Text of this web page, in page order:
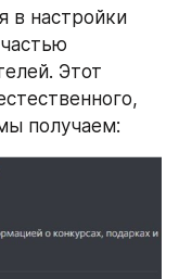
в настройки
Этот
получаем: